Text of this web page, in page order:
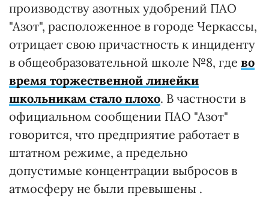
производству азотных удобрений ПАО
"Азот", расположенное в городе Черкассы,
отрицает свою причастность к инциденту
в общеобразовательной школе №8, где во
время торжественной линейки
школьникам стало плохо. В частности в
официальном сообщении ПАО "Азот"
говорится, что предприятие работает в
штатном режиме, а предельно
допустимые концентрации выбросов в
атмосферу не были превышены .